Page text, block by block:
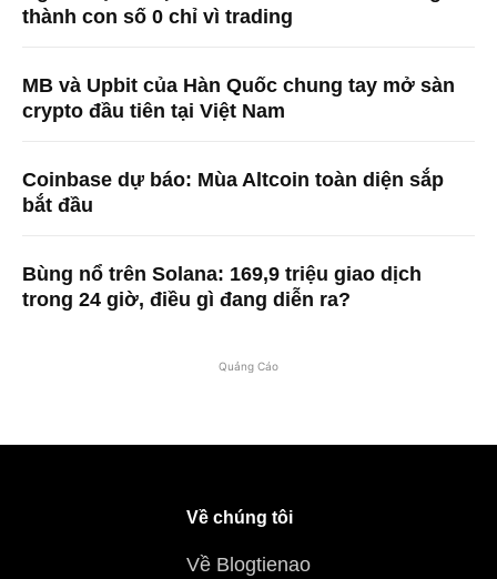
thành con số 0 chỉ vì trading
MB và Upbit của Hàn Quốc chung tay mở sàn
crypto đầu tiên tại Việt Nam
Coinbase dự báo: Mùa Altcoin toàn diện sắp
bắt đầu
Bùng nổ trên Solana: 169,9 triệu giao dịch
trong 24 giờ, điều gì đang diễn ra?
Quảng Cáo
Về chúng tôi
Về Blogtienao